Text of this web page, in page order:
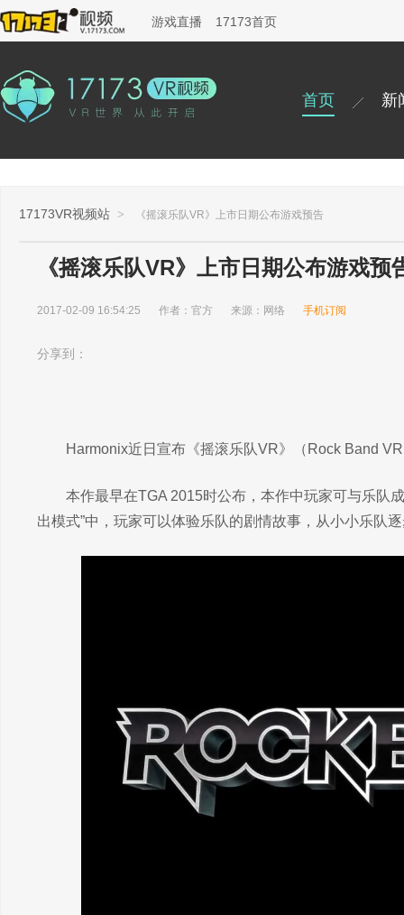
游戏直播 17173首页
首页 新
17173VR视频站 > 《摇滚乐队VR》上市日期公布游戏预告
《摇滚乐队VR》上市日期公布游戏预
2017-02-09 16:54:25 作者：官方 来源：网络 手机订阅
分享到：
Harmonix近日宣布《摇滚乐队VR》（Rock Band
本作最早在TGA 2015时公布，本作中玩家可与乐队
出模式”中，玩家可以体验乐队的剧情故事，从小小乐队